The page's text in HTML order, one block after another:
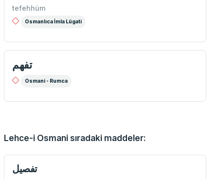
tefehhüm
Osmanlıca İmla Lügati
تفهم
Osmani - Rumca
Lehce-i Osmani sıradaki maddeler:
تفصيل